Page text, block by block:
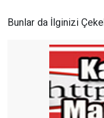
Bunlar da İlginizi